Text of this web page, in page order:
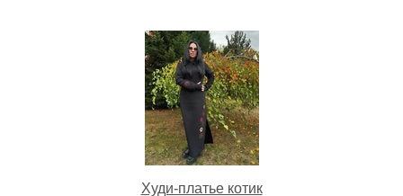
Худи-платье котик